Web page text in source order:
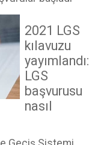
2021 LGS
kılavuzu
yayımlandı:
LGS
başvurusu
nasıl